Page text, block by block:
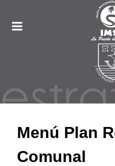
Menú Plan
Comunal